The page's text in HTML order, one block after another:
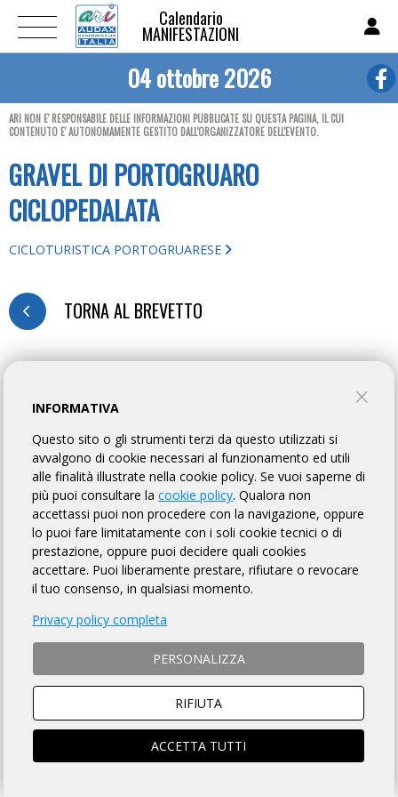
Calendario
MANIFESTAZIONI
04 ottobre 2026
ARI NON E' RESPONSABILE DELLE INFORMAZIONI PUBBLICATE SU QUESTA PAGINA, IL CUI
CONTENUTO E' AUTONOMAMENTE GESTITO DALL'ORGANIZZATORE DELL'EVENTO.
GRAVEL DI PORTOGRUARO
CICLOPEDALATA
CICLOTURISTICA PORTOGRUARESE
TORNA AL BREVETTO
MODALITÀ DI ISCRIZIONE
MODALITÀ DI PAGAMENTO
NON si ACCETTANO ciclisti non tesserati
ISTRUZIONI PER ISCRIZIONI ONLINE
SOCIO ARI
ACCEDI e si aprirà la scheda
iscrizione compilata
NON SOCIO ARI
Prosegui per iscriverti al
brevetto
INFORMATIVA
Questo sito o gli strumenti terzi da questo utilizzati si
avvalgono di cookie necessari al funzionamento ed utili
alle finalità illustrate nella cookie policy. Se vuoi saperne di
più puoi consultare lacookie policy. Qualora non
accettassi puoi non procedere con la navigazione, oppure
lo puoi fare limitatamente con i soli cookie tecnici o di
prestazione, oppure puoi decidere quali cookies
accettare. Puoi liberamente prestare, rifiutare o revocare
il tuo consenso, in qualsiasi momento.
Privacy policy completa
PERSONALIZZA
RIFIUTA
ACCETTA TUTTI